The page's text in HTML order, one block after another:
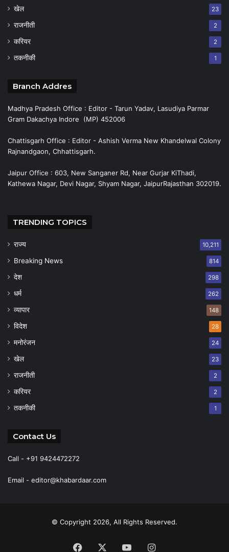
खेल 23
राजनीती 2
करियर 2
तकनीकी 1
Branch Addres
Madhya Pradesh Office : Editor - Tarun Yadav, Lasudiya Parmar
Gram Dakachya Indore (MP) 452006
Chattisgarh Office : Editor - Ashish Verma New Khandelwal Colony
Rajnandgaon, Chhattisgarh.
Jaipur Office : 603, New Sanganer Rd, Near Gurjar KiThadi,
Kathewa Nagar, Devi Nagar, Shyam Nagar, JaipurRajasthan 302019.
TRENDING TOPICS
राज्य 10,211
Breaking News 814
देश 298
धर्म 262
व्यापार 148
विदेश 28
मनोरंजन 24
खेल 23
राजनीती 2
करियर 2
तकनीकी 1
Contact Us
Call - +91 9424472272
Email - editor@khabardaar.com
© Copyright 2026, All Rights Reserved.
Facebook YouTubeInstagram